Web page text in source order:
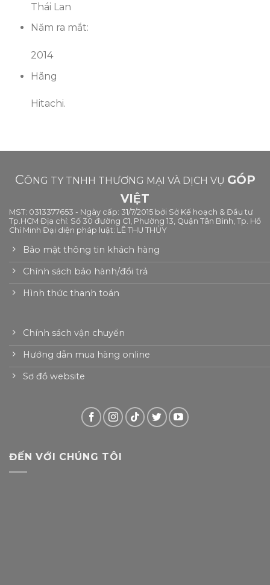
Thái Lan
Năm ra mắt:
2014
Hãng
Hitachi.
CÔNG TY TNHH THƯƠNG MẠI VÀ DỊCH VỤ GÓP
VIỆT
MST: 0313377653 - Ngày cấp: 31/7/2015 bởi Sở Kế hoạch & Đầu tư
Tp.HCM Địa chỉ: Số 30 đường C1, Phường 13, Quận Tân Bình, Tp. Hồ
Chí Minh Đại diện pháp luật: LÊ THU THỦY
Bảo mật thông tin khách hàng
Chính sách bảo hành/đổi trả
Hình thức thanh toán
Chính sách vận chuyển
Hướng dẫn mua hàng online
Sơ đồ website
ĐẾN VỚI CHÚNG TÔI